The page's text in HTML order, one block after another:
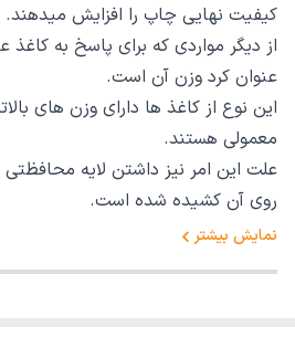
کیفیت نهایی چاپ را افزایش میدهند.
از دیگر مواردی که برای پاسخ به
عنوان کرد وزن آن است.
این نوع از کاغذ ها دارای وزن های
معمولی هستند.
علت این امر نیز داشتن لایه
روی آن کشیده شده است.
نمایش بیشتر